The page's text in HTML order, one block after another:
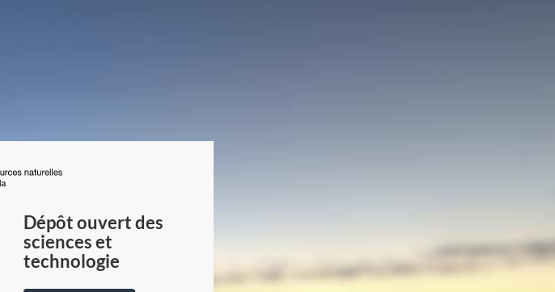
du
Canada
Dépôt ouvert des
sciences et
technologie